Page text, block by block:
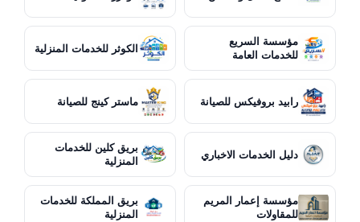
مؤسسة السريع
للخدمات العامة
الكوثر للخدمات المنزلية
رابيد بروفيكس للصيانة ماستر كينج للصيانة
دليل الخدمات الاخباري
بريق كلين للخدمات
المنزلية
مؤسسة إعمار المريم
للمقاولات
بريق المملكة للخدمات
المنزلية